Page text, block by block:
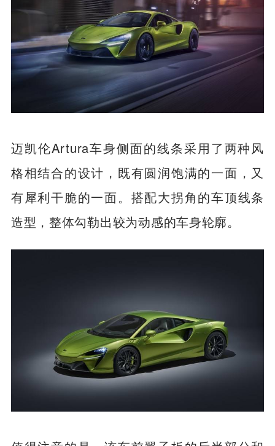
迈凯伦Artura车身侧面的线条采用了两种风
格相结合的设计，既有圆润饱满的一面，又
有犀利干脆的一面。搭配大拐角的车顶线条
造型，整体勾勒出较为动感的车身轮廓。